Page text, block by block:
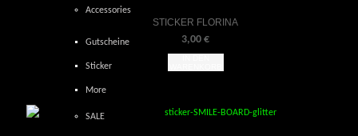
Accessories
Gutscheine
Sticker
More
SALE
STICKER FLORINA
3,00 €